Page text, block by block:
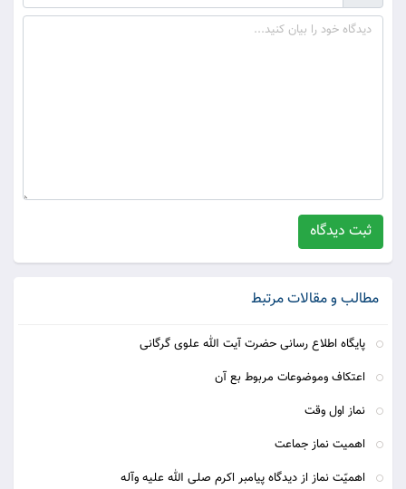
ثبت دیدگاه
مطالب و مقالات مرتبط
پایگاه اطلاع رسانی حضرت آیت الله علوی گرگانی
اعتکاف وموضوعات مربوط بع آن
نماز اول وقت
اهمیت نماز جماعت
اهمیّت نماز از دیدگاه پیامبر اکرم صلی الله علیه وآله